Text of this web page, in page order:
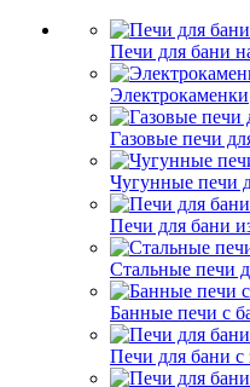
Печи для бани
Электрокаменки
Газовые печи
Чугунные печи
Печи для бани
Стальные печи
Банные печи с
Печи для бани с